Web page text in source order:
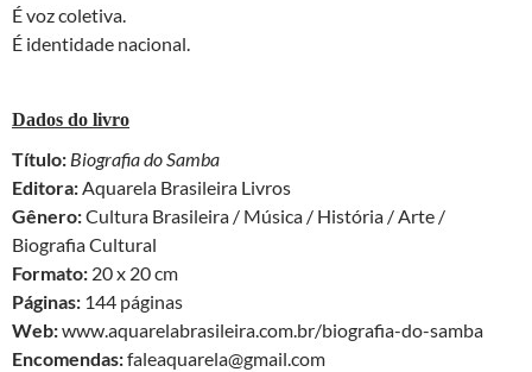
É voz coletiva.
É identidade nacional.
Dados do livro
Título: Biografia do Samba
Editora:Aquarela Brasileira Livros
Gênero:Cultura Brasileira / Música / História / Arte /
Biografia Cultural
Formato: 20 x 20 cm
Páginas: 144 páginas
Web:www.aquarelabrasileira.com.br/biografia-do-samba
Encomendas:faleaquarela@gmail.com